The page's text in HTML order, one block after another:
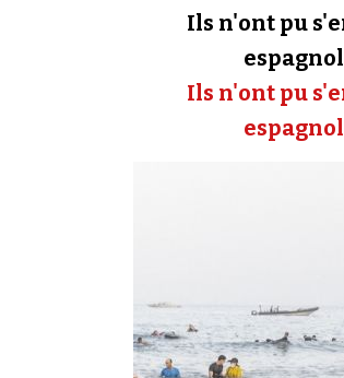
Ils n'ont pu
Ils n'ont pu